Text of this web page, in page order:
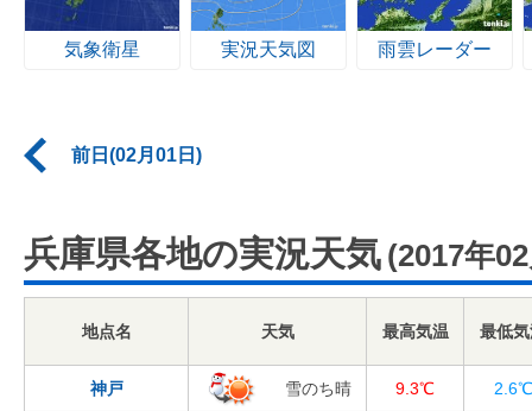
気象衛星 実況天気図 雨雲レーダー
前日(02月01日)
兵庫県各地の実況天気 (2017年
地点名 天気 最高気温 最低
神戸 雪のち晴 9.3℃ 2.6℃